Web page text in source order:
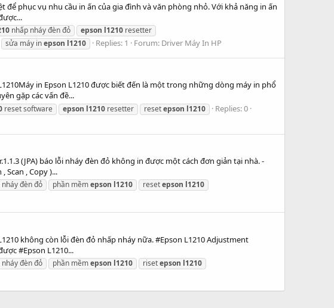
phục vụ nhu cầu in ấn của gia đình và văn phòng nhỏ. Với khả năng in ấn
nhấp nháy đèn đỏ epson l1210 resetter
sửa máy inepson l1210 Replies: 1 Forum: Driver Máy In HP
in Epson L1210 được biết đến là một trong những dòng máy in phổ
gặp các vấn đề...
reset software epson l1210 resetter resetepson l1210
Replies: 0
(JPA) báo lỗi nháy đèn đỏ không in được một cách đơn giản tại nhà. -
, Copy )...
nháy đèn đỏ phần mềmepson l1210 resetepson l1210
không còn lỗi đèn đỏ nhấp nháy nữa. #Epson L1210 Adjustment
#Epson L1210...
nháy đèn đỏ phần mềmepson l1210 risetepson l1210